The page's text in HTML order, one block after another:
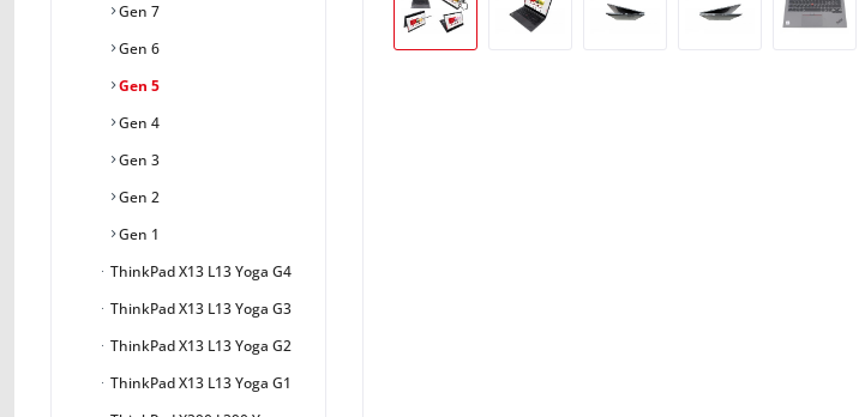
Gen 7
Gen 6
Gen 5
Gen 4
Gen 3
Gen 2
Gen 1
ThinkPad X13 L13 Yoga G4
ThinkPad X13 L13 Yoga G3
ThinkPad X13 L13 Yoga G2
ThinkPad X13 L13 Yoga G1